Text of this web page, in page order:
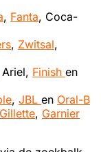
, Fanta, Coca-
, Zwitsal,
Finish en
, JBL en Oral-B
Gillette, Garnier